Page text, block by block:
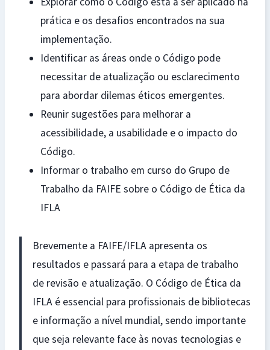
prática e os desafios encontrados na sua
implementação.
Identificar as áreas onde o Código pode
necessitar de atualização ou esclarecimento
para abordar dilemas éticos emergentes.
Reunir sugestões para melhorar a
acessibilidade, a usabilidade e o impacto do
Código.
Informar o trabalho em curso do Grupo de
Trabalho da FAIFE sobre o Código de Ética da
IFLA
Brevemente a FAIFE/IFLA apresenta os
resultados e passará para a etapa de trabalho
de revisão e atualização. O Código de Ética da
IFLA é essencial para profissionais de bibliotecas
e informação a nível mundial, sendo importante
que seja relevante face às novas tecnologias e